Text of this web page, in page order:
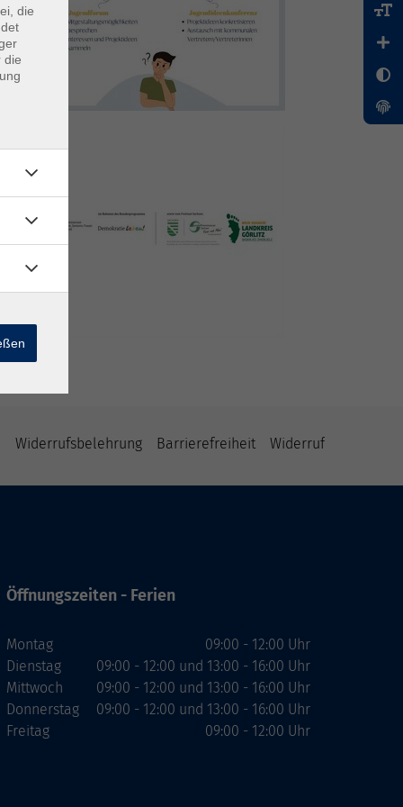
Widerrufsbelehrung Barrierefreiheit Widerruf
Öffnungszeiten - Ferien
Montag
Dienstag
Mittwoch
Donnerstag
Freitag
09:00 - 12:00 Uhr
09:00 - 12:00 und 13:00 - 16:00 Uhr
09:00 - 12:00 und 13:00 - 16:00 Uhr
09:00 - 12:00 und 13:00 - 16:00 Uhr
09:00 - 12:00 Uhr
die
die